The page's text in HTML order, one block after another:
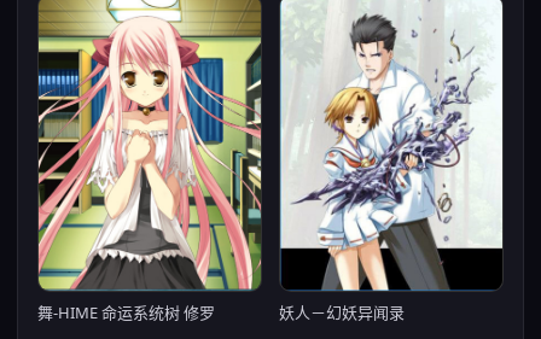
舞-HIME 命运系统树 修罗 妖人－幻妖异闻录